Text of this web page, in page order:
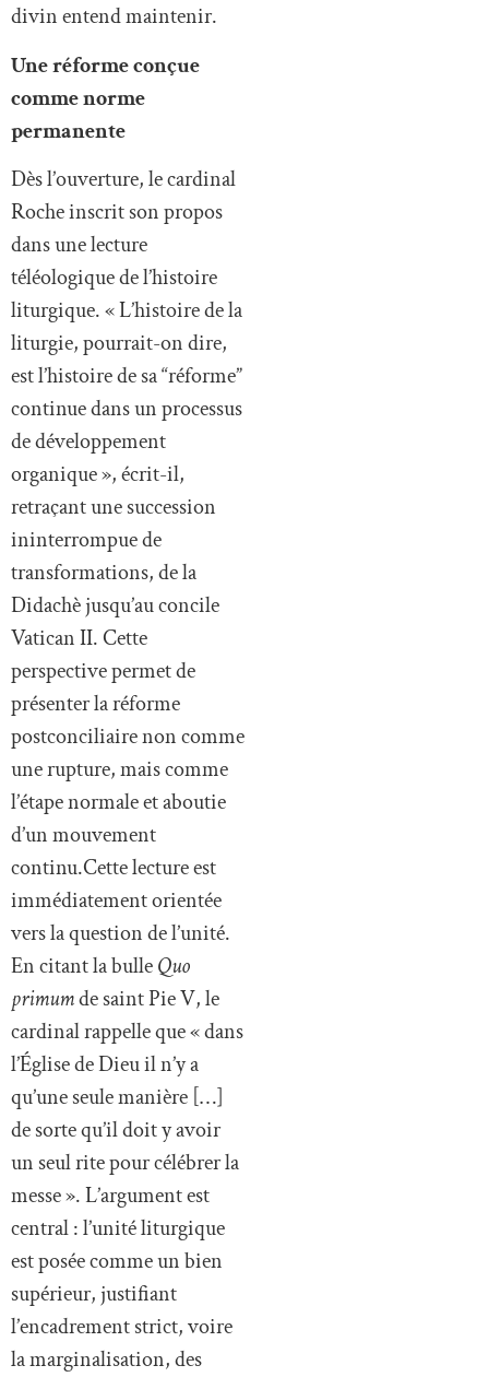
divin entend maintenir.
Une réforme conçue
comme norme
permanente
Dès l’ouverture, le cardinal
Roche inscrit son propos
dans une lecture
téléologique de l’histoire
liturgique. « L’histoire de la
liturgie, pourrait-on dire,
est l’histoire de sa “réforme”
continue dans un processus
de développement
organique », écrit-il,
retraçant une succession
ininterrompue de
transformations, de la
Didachè jusqu’au concile
Vatican II. Cette
perspective permet de
présenter la réforme
postconciliaire non comme
une rupture, mais comme
l’étape normale et aboutie
d’un mouvement
continu.Cette lecture est
immédiatement orientée
vers la question de l’unité.
En citant la bulleQuo
primumde saint Pie V, le
cardinal rappelle que « dans
l’Église de Dieu il n’y a
qu’une seule manière […]
de sorte qu’il doit y avoir
un seul rite pour célébrer la
messe ». L’argument est
central : l’unité liturgique
est posée comme un bien
supérieur, justifiant
l’encadrement strict, voire
la marginalisation, des